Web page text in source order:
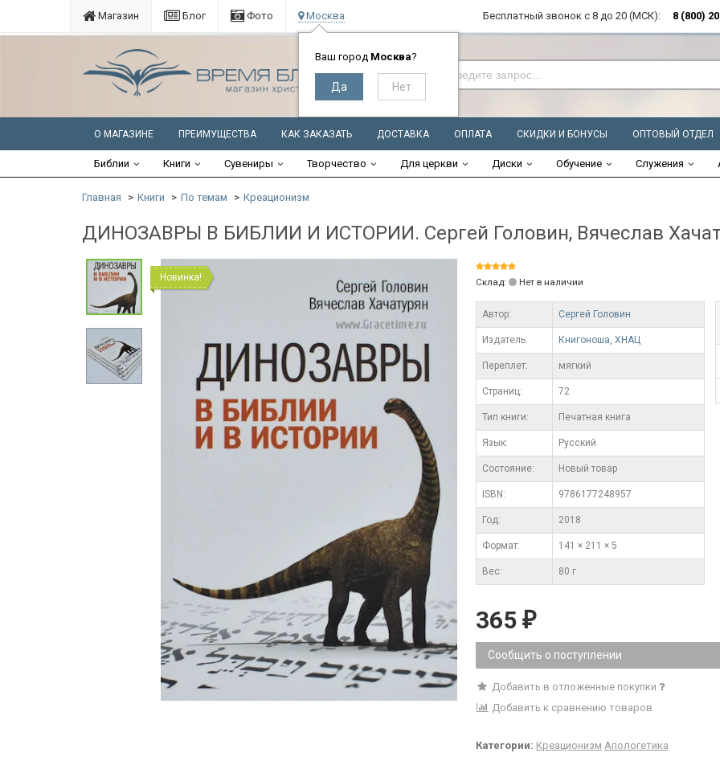
Магазин Блог Фото Москва
Ваш город Москва?
Бесплатный звонок с 8 до 20 (МСК): 8 (800)
О МАГАЗИНЕ ПРЕИМУЩЕСТВА КАК ЗАКАЗАТЬ ДОСТАВКА ОПЛАТА СКИДКИ И БОНУСЫ ОПТОВЫЙ ОТДЕЛ
Библии Книги Сувениры Творчество Для церкви Диски Обучение Служения
Главная Книги По темам Креационизм
ДИНОЗАВРЫ В БИБЛИИ И ИСТОРИИ. Сергей Головин, Вячеслав
Новинка! Склад: Нет в наличии
Автор: Сергей Головин
Издатель: Книгоноша, ХНАЦ
Переплет: мягкий
Cтраниц: 72
Тип книги: Печатная книга
Язык: Русский
Состояние: Новый товар
ISBN: 9786177248957
Год: 2018
Формат: 141 × 211 × 5
Вес: 80 г
365 ₽
Сообщить о поступлении
Добавить в отложенные покупки
Добавить к сравнению товаров
Категории: Креационизм Апологетика